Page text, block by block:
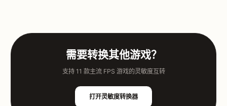
需要转换其他游戏？
支持 11 款主流 FPS 游戏的灵敏度互转
打开灵敏度转换器